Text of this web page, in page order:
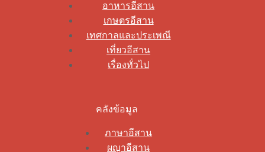
อาหารอีสาน
เกษตรอีสาน
เทศกาลและประเพณี
เที่ยวอีสาน
เรื่องทั่วไป
คลังข้อมูล
ภาษาอีสาน
ผญาอีสาน